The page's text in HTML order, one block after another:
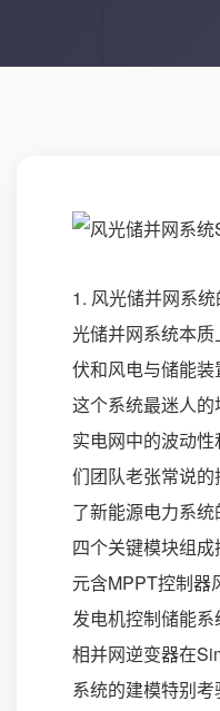
1. 风光储并网系
光储并网系统本
伏和风电与储能装
这个系统最迷人
实电网中的波动
们团队老张常说
了新能源电力系
四个关键模块组
元含MPPT控制器
发电机控制储能
相并网逆变器在
系统的建模特别